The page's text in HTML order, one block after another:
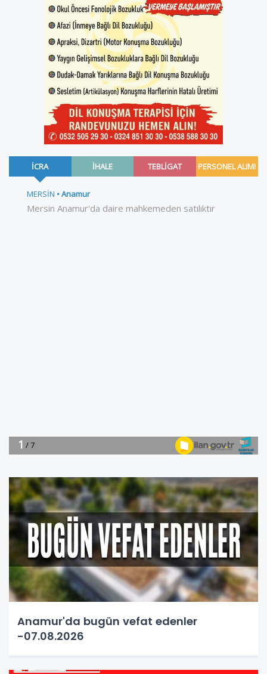
Anamur'da bugün vefat edenler
-07.08.2026